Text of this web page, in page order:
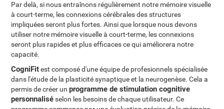
Par delà, si nous entraînons régulièrement notre mémoire visuelle
à court-terme, les connexions cérébrales des structures
impliquées seront plus fortes. Ainsi que lorsque nous devons
utiliser notre mémoire visuelle à court-terme, les connexions
seront plus rapides et plus efficaces ce qui améliorera notre
capacité.
CogniFitest composé d'une équipe de profesionnels spécialisée
dans l'étude de la plasticité synaptique et la neurogenèse. Cela a
permis de créer unprogramme de stimulation cognitive
personnaliséselon les besoins de chaque utilisateur. Ce